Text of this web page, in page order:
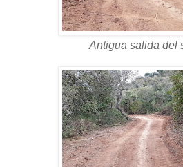
Antigua salida del